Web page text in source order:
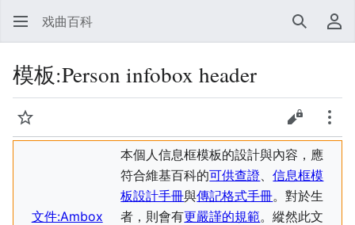
戏曲百科 搜索 用
模板:Person infobox header
监视 查看源代
更多
文件:Ambox
本個人信息框模板的設計與內容，應
符合維基百科的可供查證、信息框模
板設計手冊與傳記格式手冊。對於生
者，則會有更嚴謹的規範。縱然此文